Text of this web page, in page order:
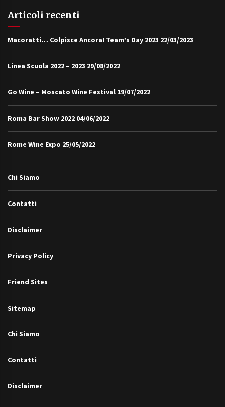
Articoli recenti
Macoratti… Colpisce Ancora! Team’s Day 2023 22/03/2023
Linea Scuola 2022 – 2023 29/08/2022
Go Wine – Moscato Wine Festival 19/07/2022
Roma Bar Show 2022 04/06/2022
Rome Wine Expo 25/05/2022
Chi Siamo
Contatti
Disclaimer
Privacy Policy
Friend Sites
Sitemap
Chi Siamo
Contatti
Disclaimer